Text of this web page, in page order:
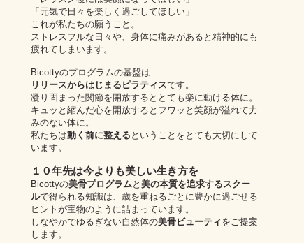
「元気で日々を楽しく過ごしてほしい」
これが私たちの願うこと。
ストレスフルな日々や、身体に痛みがあると精神的にも
疲れてしまいます。
Bicottyのプログラムの基盤は
リリースからはじまるピラティスです。
凝り固まった関節を開放するととても楽に動ける体に。
キュッと縮んだ心を開放するとフワッと笑顔が溢れて力
みのない体に。
私たちは動く前に整える ということをとても大切にして
います。
１０年先は今よりも美しい生き方を
Bicottyの美骨プログラムと 美の本質を追求するスクー
ルで得られる知識は、歳を重ねるごとに豊かに過ごせる
ヒントが宝物のように詰まっています。
しなやかでゆるぎない自然体の美骨ビューティ をご提案
します。